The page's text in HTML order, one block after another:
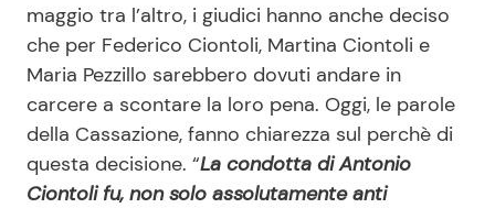
Salute
Viaggi e Turismo
Festività
Ricette Facili e Veloci
Ricette Feste
Ricette per Bambini
maggio tra l’altro, i giudici hanno anche deciso
che per Federico Ciontoli, Martina Ciontoli e
Maria Pezzillo sarebbero dovuti andare in
carcere a scontare la loro pena. Oggi, le parole
della Cassazione, fanno chiarezza sul perchè di
questa decisione. “La condotta di Antonio
Ciontoli fu, non solo assolutamente anti